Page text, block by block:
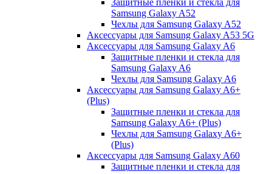
Samsung Galaxy A52
Чехлы для Samsung Galaxy A52
Аксессуары для Samsung Galaxy A53 5G
Аксессуары для Samsung Galaxy A6
Защитные пленки и стекла для
Samsung Galaxy A6
Чехлы для Samsung Galaxy A6
Аксессуары для Samsung Galaxy A6+
(Plus)
Защитные пленки и стекла для
Samsung Galaxy A6+ (Plus)
Чехлы для Samsung Galaxy A6+
(Plus)
Аксессуары для Samsung Galaxy A60
Защитные пленки и стекла для